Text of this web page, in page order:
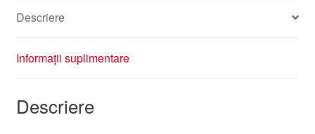
8870EK
Descriere
Informații suplimentare
Descriere